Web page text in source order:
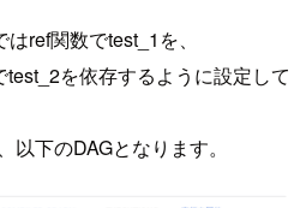
ref関数でtest_1を、
を依存するように設定して
下のDAGとなります。